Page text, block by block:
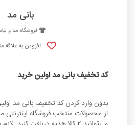
بانی مد
فروشگاه مد و
افزودن به علاقه
کد تخفیف بانی مد اولین خرید
از محصولات منتخب فروشگاه اینترنتی